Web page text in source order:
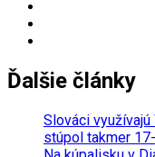
Ďalšie články
Slováci
stúpol takmer